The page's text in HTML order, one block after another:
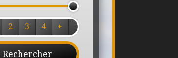
2 3 4 +